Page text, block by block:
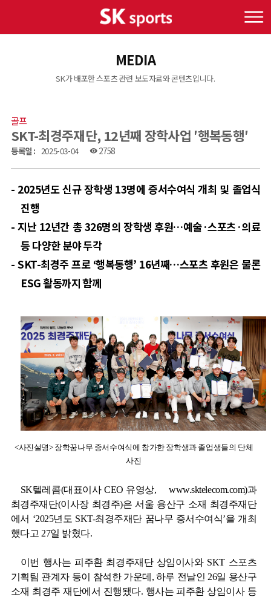
MEDIA
SK가 배포한 스포츠 관련 보도자료와 콘텐츠입니다.
골프
SKT-최경주재단, 12년째 장학사업 ′행복동행′
등록일 : 2025-03-04 visibility 2758
- 2025년도 신규 장학생 13명에 증서수여식 개최 및 졸업식
진행
-지난 12년간 총326명의 장학생 후원…예술·스포츠·의료
등 다양한 분야 두각
- SKT-최경주 프로 ‘행복동행’ 16년째…스포츠 후원은 물론
ESG활동까지 함께
<사진설명> 장학꿈나무 증서수여식에 참가한 장학생과 졸업생들의 단체
사진
SK텔레콤(대표이사 CEO 유영상, www.sktelecom.com)과
최경주재단(이사장 최경주)은 서울 용산구 소재 최경주재단
에서 ‘2025년도 SKT-최경주재단 꿈나무 증서수여식’을 개최
했다고 27일 밝혔다.
이번 행사는 피주환 최경주재단 상임이사와 SKT 스포츠
기획팀 관계자 등이 참석한 가운데 , 하루 전날인 26일 용산구
소재 최경주 재단에서 진행됐다. 행사는 피주환 상임이사 등